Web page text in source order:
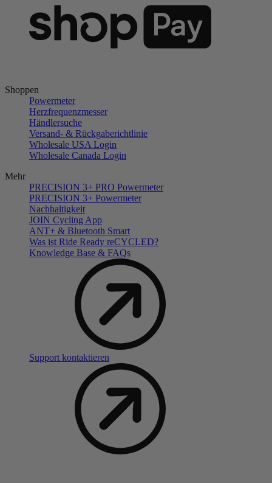
Shoppen
Powermeter
Herzfrequenzmesser
Händlersuche
Versand- & Rückgaberichtlinie
Wholesale USA Login
Wholesale Canada Login
Mehr
PRECISION 3+ PRO Powermeter
PRECISION 3+ Powermeter
Nachhaltigkeit
JOIN Cycling App
ANT+ & Bluetooth Smart
Was ist Ride Ready reCYCLED?
Knowledge Base & FAQs
Support kontaktieren